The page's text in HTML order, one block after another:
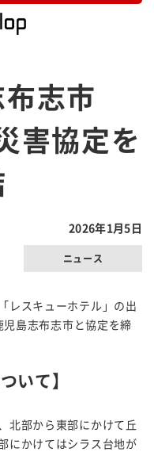
志市
害協定を
2026年1月5日
ニュース
レスキューホテル」の出
島志布志市と協定を締
いて】
北部から東部にかけて丘
にかけてはシラス台地が